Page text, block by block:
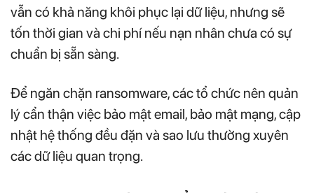
vẫn có khả năng khôi phục lại dữ liệu, nhưng sẽ
tốn thời gian và chi phí nếu nạn nhân chưa có sự
chuẩn bị sẵn sàng.
Để ngăn chặn ransomware, các tổ chức nên quản
lý cẩn thận việc bảo mật email, bảo mật mạng, cập
nhật hệ thống đều đặn và sao lưu thường xuyên
các dữ liệu quan trọng.